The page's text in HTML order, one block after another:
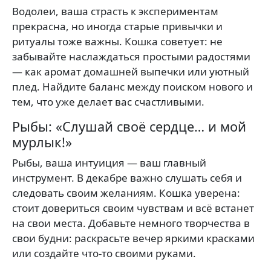
Водолеи, ваша страсть к экспериментам
прекрасна, но иногда старые привычки и
ритуалы тоже важны. Кошка советует: не
забывайте наслаждаться простыми радостями
— как аромат домашней выпечки или уютный
плед. Найдите баланс между поиском нового и
тем, что уже делает вас счастливыми.
Рыбы: «Слушай своё сердце… и мой
мурлык!»
Рыбы, ваша интуиция — ваш главный
инструмент. В декабре важно слушать себя и
следовать своим желаниям. Кошка уверена:
стоит довериться своим чувствам и всё встанет
на свои места. Добавьте немного творчества в
свои будни: раскрасьте вечер яркими красками
или создайте что-то своими руками.